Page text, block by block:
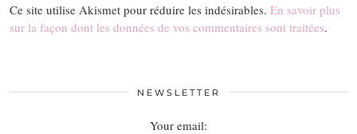
Ce site utilise Akismet pour réduire les indésirables. En savoir plus
sur la façon dont les données de vos commentaires sont traitées.
NEWSLETTER
Your email: